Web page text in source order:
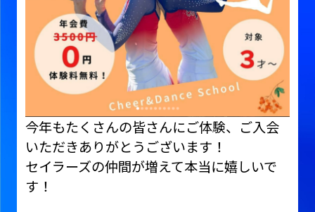
今年もたくさんの皆さんにご体験、ご入会
いただきありがとうございます！
セイラーズの仲間が増えて本当に嬉しいで
す！